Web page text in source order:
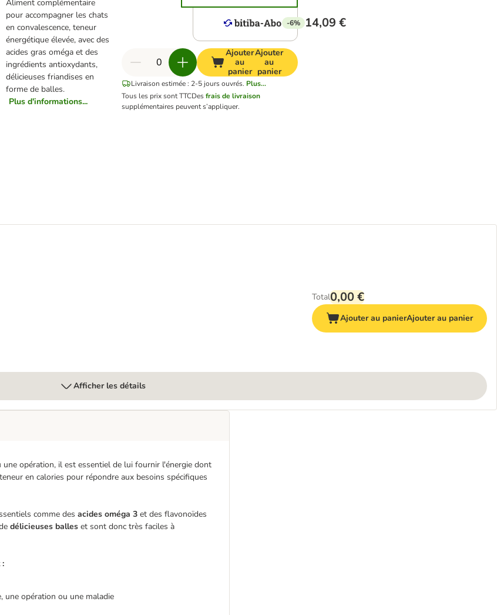
Aliment complémentaire
pour accompagner les chats
en convalescence, teneur
énergétique élevée, avec des
acides gras oméga et des
ingrédients antioxydants,
délicieuses friandises en
forme de balles.
Plus d'informations...
-6% 14,09 €
Ajouter
au
panier
Ajouter
au
panier
Livraison estimée : 2-5 jours ouvrés. Plus...
Tous les prix sont TTCDesfrais de livraison
supplémentaires peuvent s’appliquer.
Total0,00 €
Ajouter au panierAjouter au panier
Afficher les détails
opération, il est essentiel de lui fournir l'énergie dont
en calories pour répondre aux besoins spécifiques
comme des acides oméga 3 et des flavonoïdes
délicieuses balles et sont donc très faciles à
:
une opération ou une maladie